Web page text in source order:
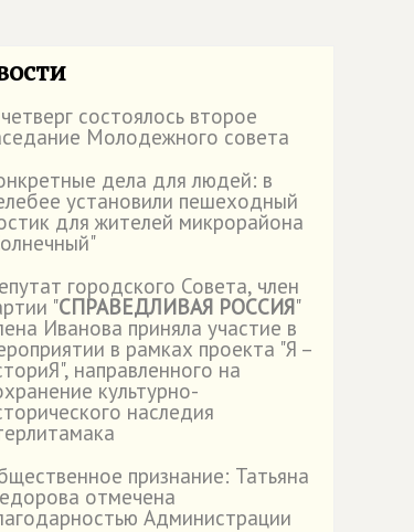
состоялось второе
Молодежного совета
дела для людей: в
установили пешеходный
для жителей микрорайона
городского Совета, член
"СПРАВЕДЛИВАЯ РОССИЯ"
Иванова приняла участие в
в рамках проекта "Я –
направленного на
культурно-
наследия
признание: Татьяна
отмечена
Администрации